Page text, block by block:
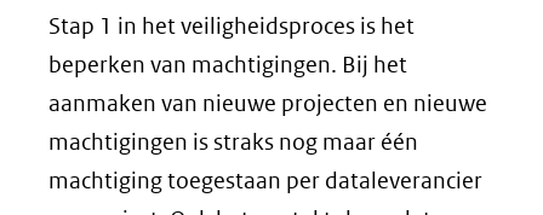
Stap 1 in het veiligheidsproces is het
beperken van machtigingen. Bij het
aanmaken van nieuwe projecten en nieuwe
machtigingen is straks nog maar één
machtiging toegestaan per dataleverancier